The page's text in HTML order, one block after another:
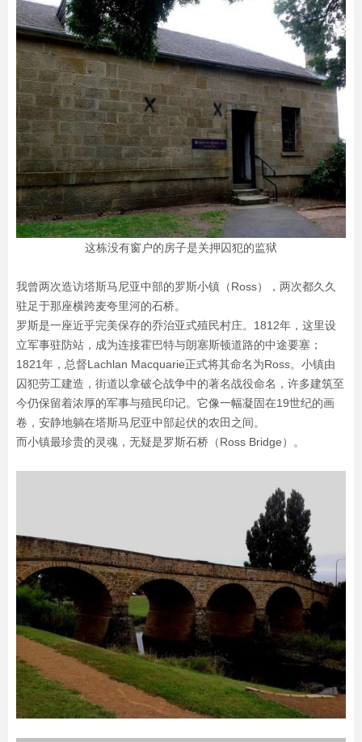
这栋没有窗户的房子是关押囚犯的监狱
我曾两次造访塔斯马尼亚中部的罗斯小镇（Ross），两次都久久
驻足于那座横跨麦夸里河的石桥。
罗斯是一座近乎完美保存的乔治亚式殖民村庄。1812年，这里设
立军事驻防站，成为连接霍巴特与朗塞斯顿道路的中途要塞；
1821年，总督Lachlan Macquarie正式将其命名为Ross。小镇由
囚犯劳工建造，街道以拿破仑战争中的著名战役命名，许多建筑至
今仍保留着浓厚的军事与殖民印记。它像一幅凝固在19世纪的画
卷，安静地躺在塔斯马尼亚中部起伏的农田之间。
而小镇最珍贵的灵魂，无疑是罗斯石桥（Ross Bridge）。